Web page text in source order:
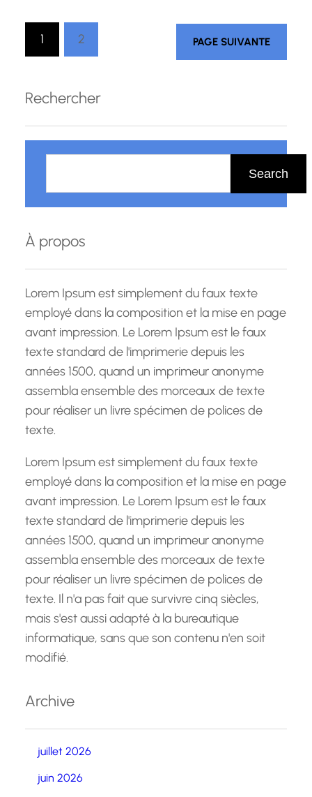
rôle crucial dans…
1 2 PAGE SUIVANTE
Rechercher
h
r
c
h
Search
À propos
Lorem Ipsum est simplement du faux texte
employé dans la composition et la mise en page
avant impression. Le Lorem Ipsum est le faux
texte standard de l'imprimerie depuis les
années 1500, quand un imprimeur anonyme
assembla ensemble des morceaux de texte
pour réaliser un livre spécimen de polices de
texte.
Lorem Ipsum est simplement du faux texte
employé dans la composition et la mise en page
avant impression. Le Lorem Ipsum est le faux
texte standard de l'imprimerie depuis les
années 1500, quand un imprimeur anonyme
assembla ensemble des morceaux de texte
pour réaliser un livre spécimen de polices de
texte. Il n'a pas fait que survivre cinq siècles,
mais s'est aussi adapté à la bureautique
informatique, sans que son contenu n'en soit
modifié.
Archive
juillet 2026
juin 2026